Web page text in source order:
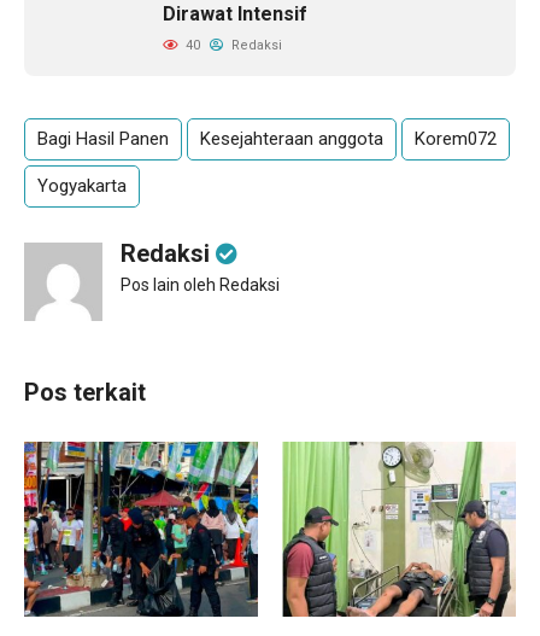
Dirawat Intensif
40 Redaksi
Bagi Hasil Panen Kesejahteraan anggota Korem072
Yogyakarta
Redaksi
Pos lain oleh Redaksi
Pos terkait